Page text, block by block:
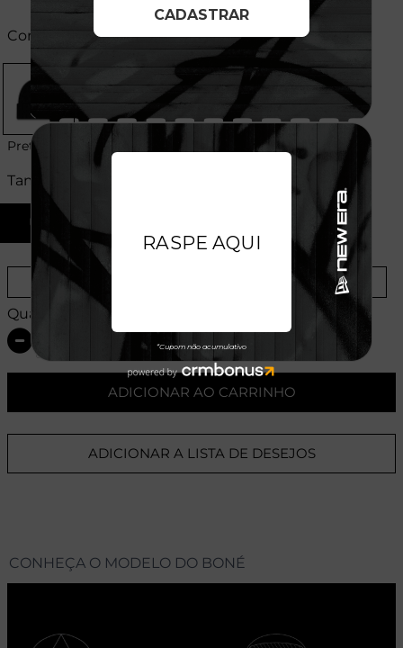
Cores:
Preto
Tamanhos:
U
Provador Virtual Tabela de Medidas
Quantidade:
ADICIONAR AO CARRINHO
ADICIONAR A LISTA DE DESEJOS
CONHEÇA O MODELO DO BONÉ